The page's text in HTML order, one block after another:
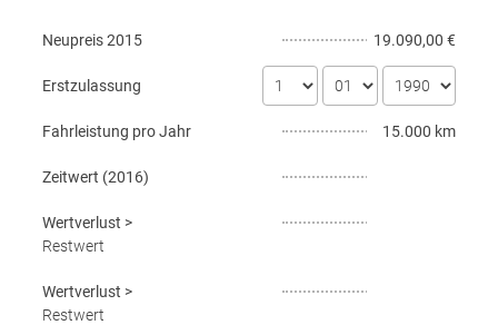
Neupreis2015 19.090,00 €
Erstzulassung
Fahrleistung pro Jahr 15.000 km
Zeitwert (2016)
Wertverlust >
Restwert
Wertverlust >
Restwert